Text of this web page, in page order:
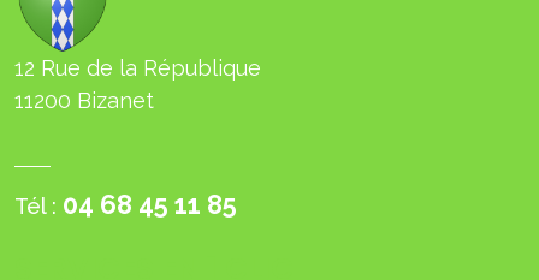
12 Rue de la République
11200 Bizanet
Tél : 04 68 45 11 85